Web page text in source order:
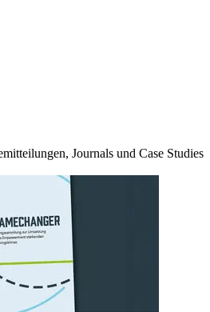
Journals und Case Studies